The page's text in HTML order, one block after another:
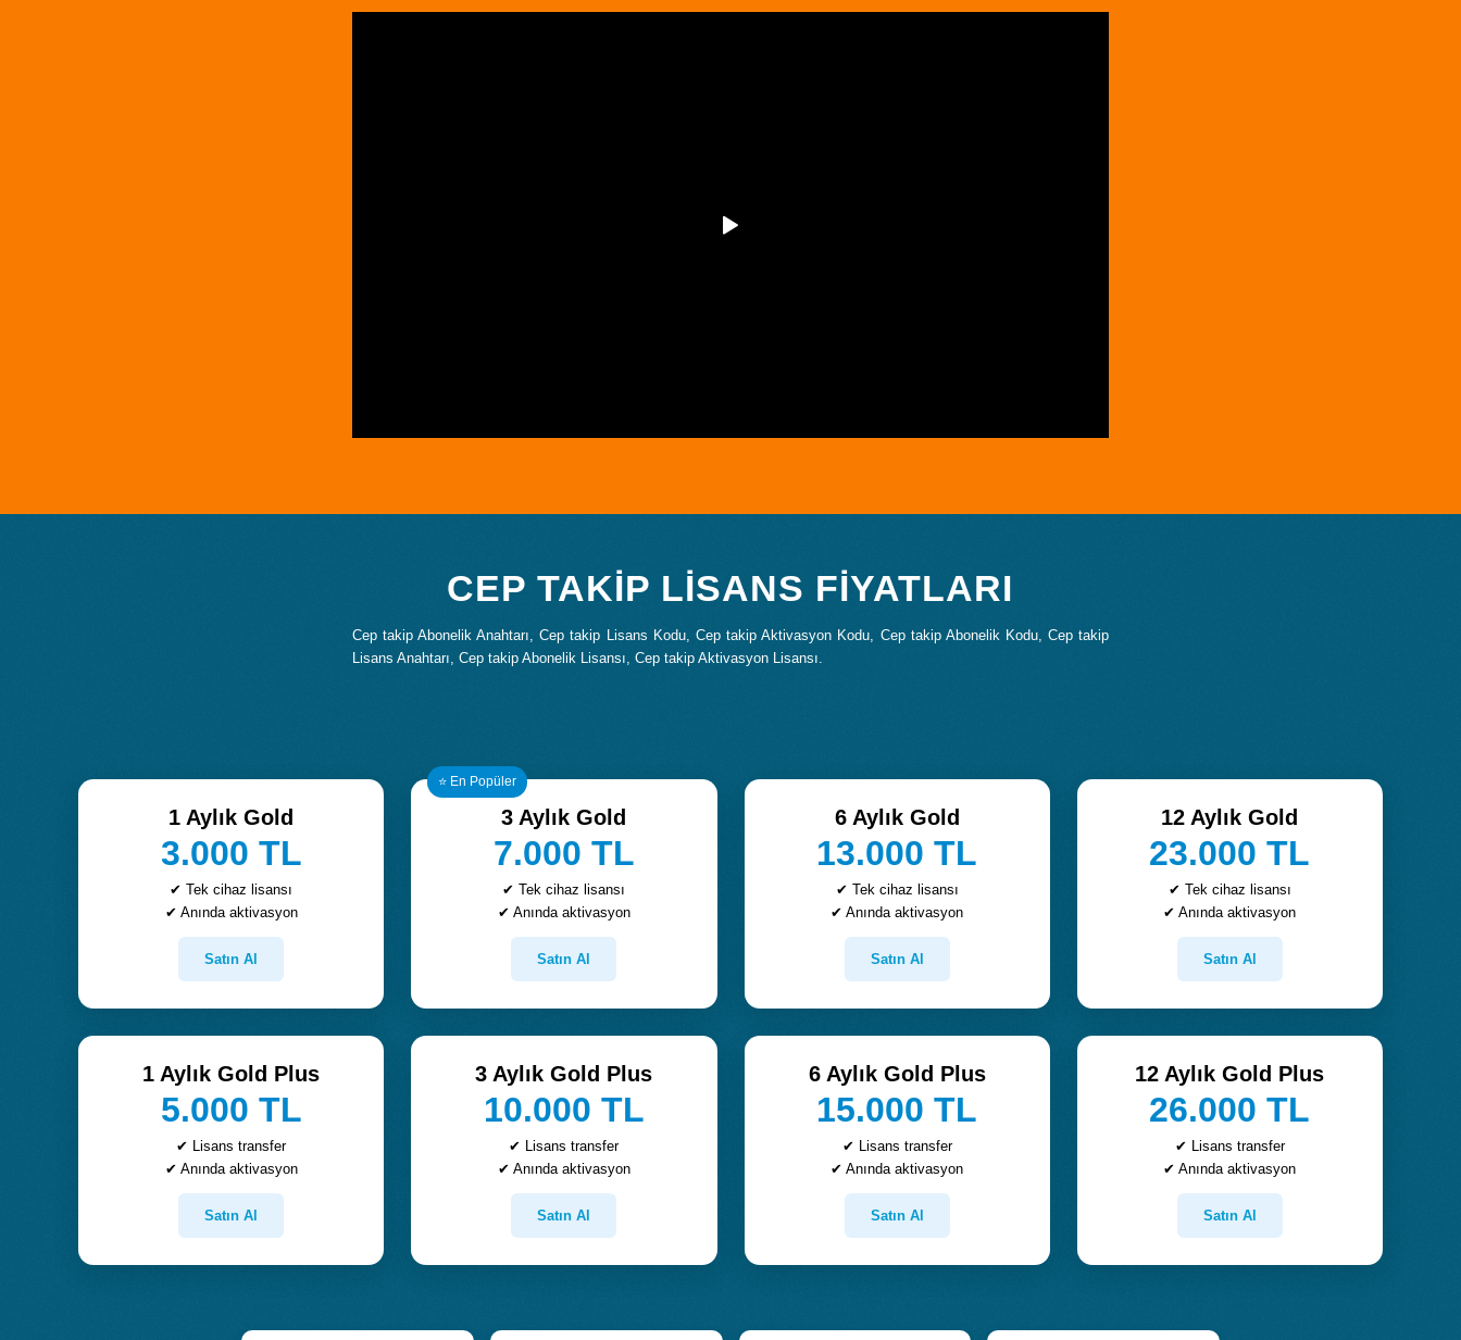
CEP TAKİP LİSANS FİYATLARI
Cep takip Abonelik Anahtarı, Cep takip Lisans Kodu, Cep takip Aktivasyon Kodu, Cep takip Abonelik Kodu, Cep takip
Lisans Anahtarı, Cep takip Abonelik Lisansı, Cep takip Aktivasyon Lisansı.
1 Aylık Gold
3.000 TL
✔ Tek cihaz lisansı
✔ Anında aktivasyon
Satın Al
⭐ En Popüler
3 Aylık Gold
7.000 TL
✔ Tek cihaz lisansı
✔ Anında aktivasyon
Satın Al
6 Aylık Gold
13.000 TL
✔ Tek cihaz lisansı
✔ Anında aktivasyon
Satın Al
12 Aylık Gold
23.000 TL
✔ Tek cihaz lisansı
✔ Anında aktivasyon
Satın Al
1 Aylık Gold Plus
5.000 TL
✔ Lisans transfer
✔ Anında aktivasyon
Satın Al
3 Aylık Gold Plus
10.000 TL
✔ Lisans transfer
✔ Anında aktivasyon
Satın Al
6 Aylık Gold Plus
15.000 TL
✔ Lisans transfer
✔ Anında aktivasyon
Satın Al
12 Aylık Gold Plus
26.000 TL
✔ Lisans transfer
✔ Anında aktivasyon
Satın Al